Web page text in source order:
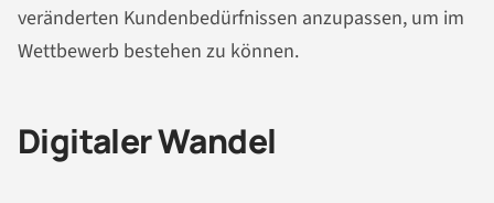
veränderten Kundenbedürfnissen anzupassen, um im
Wettbewerb bestehen zu können.
Digitaler Wandel